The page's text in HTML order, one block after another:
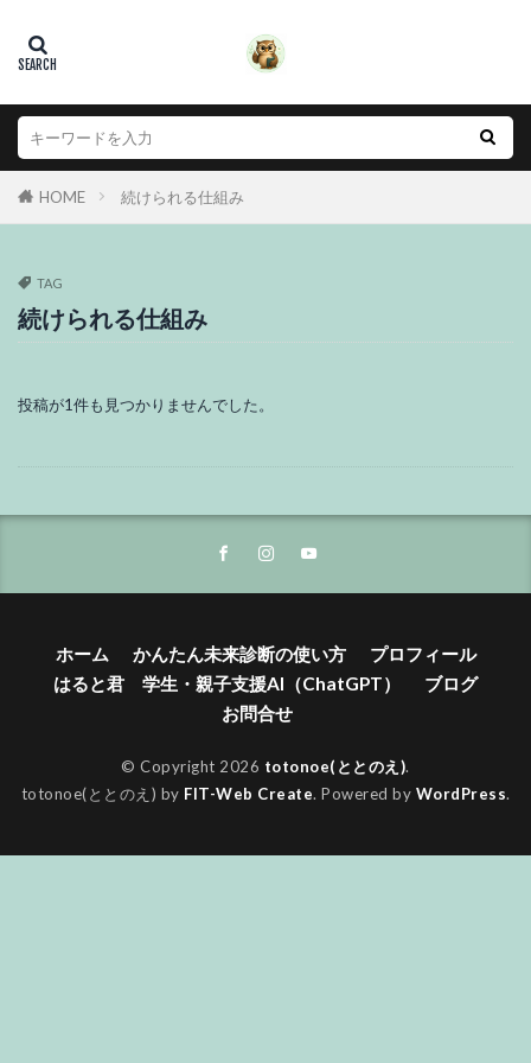
HOME 続けられる仕組み
TAG
続けられる仕組み
投稿が1件も見つかりませんでした。
ホーム かんたん未来診断の使い方
プロフィール
はると君 学生・親子支援AI（ChatGPT）
ブログ
お問合せ
© Copyright 2026 totonoe(ととのえ).
totonoe(ととのえ) by FIT-Web Create. Powered by WordPress.